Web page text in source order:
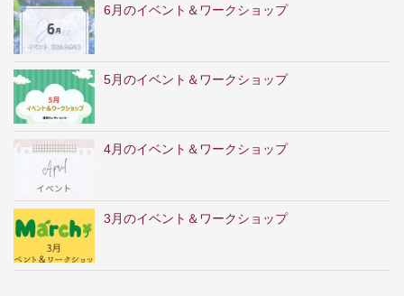
6月のイベント＆ワークショップ
5月のイベント＆ワークショップ
4月のイベント＆ワークショップ
3月のイベント＆ワークショップ